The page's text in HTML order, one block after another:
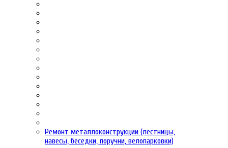
Ремонт металлоконструкции (лестницы,
навесы, беседки, поручни, велопарковки)